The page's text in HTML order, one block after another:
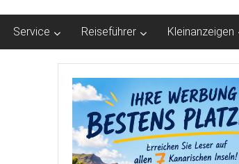
Service Reiseführer Kleinanzeigen